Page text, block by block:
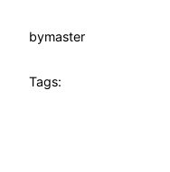
bymaster
Tags: